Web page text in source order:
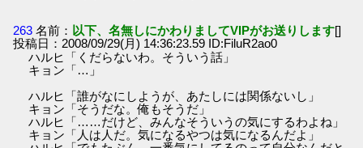
263 名前： 以下、名無しにかわりましてVIPがお送りします[]
投稿日：2008/09/29(月) 14:36:23.59 ID:FiluR2ao0
ハルヒ「くだらないわ。そういう話」
キョン「…」
ハルヒ「誰がなにしようが、あたしには関係ないし」
キョン「そうだな。俺もそうだ」
ハルヒ「……だけど、みんなそういうの気にするわよね」
キョン「人は人だ。気になるやつは気になるんだよ」